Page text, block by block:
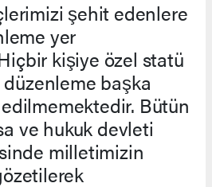
şehit edenlere
yer
kişiye özel statü
başka
Bütün
ve hukuk devleti
milletimizin